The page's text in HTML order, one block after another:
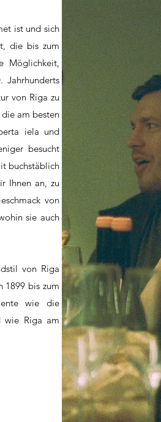
ist und sich
die bis zum
Möglichkeit,
Jahrhunderts
von Riga zu
am besten
iela und
besucht
buchstäblich
Ihnen an, zu
von
sie auch
von Riga
1899 bis zum
wie die
wie Riga am